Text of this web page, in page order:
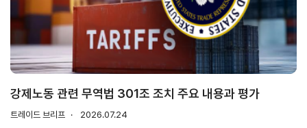
연구·통계·관세
국제무
역통상
연구원
소개
무역통
계
국내통계
해외통계
관세/
비관세
강제노동 관련 무역법 301조 조치 주요 내용과 평가
트레이드 브리프 2026.07.24